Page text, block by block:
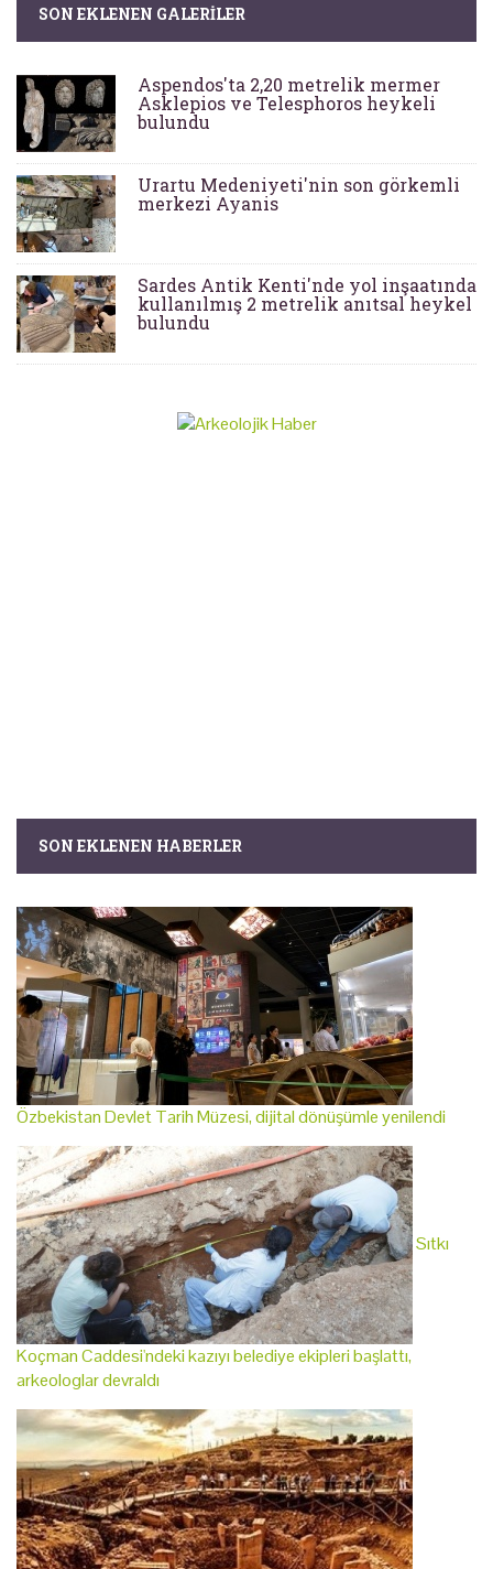
SON EKLENEN GALERILER
Aspendos'ta 2,20 metrelik mermer
Asklepios ve Telesphoros heykeli
bulundu
Urartu Medeniyeti'nin son görkemli
merkezi Ayanis
Sardes Antik Kenti'nde yol inşaatında
kullanılmış 2 metrelik anıtsal heykel
bulundu
SON EKLENEN HABERLER
Özbekistan Devlet Tarih Müzesi, dijital dönüşümle yenilendi
Sıtkı
Koçman Caddesi'ndeki kazıyı belediye ekipleri başlattı,
arkeologlar devraldı